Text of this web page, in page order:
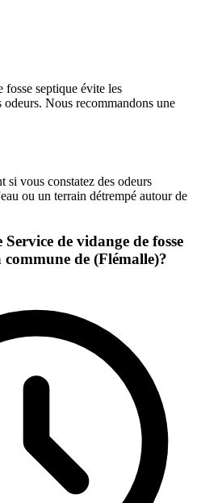
septique évite les
odeurs. Nous recommandons une
si vous constatez des odeurs
ou un terrain détrempé autour de
de vidange de fosse
de (Flémalle)?